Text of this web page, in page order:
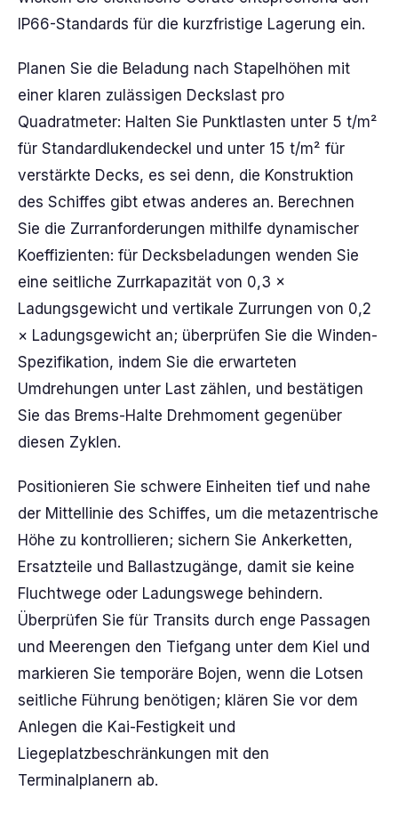
IP66-Standards für die kurzfristige Lagerung ein.
Planen Sie die Beladung nach Stapelhöhen mit
einer klaren zulässigen Deckslast pro
Quadratmeter: Halten Sie Punktlasten unter 5 t/m²
für Standardlukendeckel und unter 15 t/m² für
verstärkte Decks, es sei denn, die Konstruktion
des Schiffes gibt etwas anderes an. Berechnen
Sie die Zurranforderungen mithilfe dynamischer
Koeffizienten: für Decksbeladungen wenden Sie
eine seitliche Zurrkapazität von 0,3 ×
Ladungsgewicht und vertikale Zurrungen von 0,2
× Ladungsgewicht an; überprüfen Sie die Winden-
Spezifikation, indem Sie die erwarteten
Umdrehungen unter Last zählen, und bestätigen
Sie das Brems-Halte Drehmoment gegenüber
diesen Zyklen.
Positionieren Sie schwere Einheiten tief und nahe
der Mittellinie des Schiffes, um die metazentrische
Höhe zu kontrollieren; sichern Sie Ankerketten,
Ersatzteile und Ballastzugänge, damit sie keine
Fluchtwege oder Ladungswege behindern.
Überprüfen Sie für Transits durch enge Passagen
und Meerengen den Tiefgang unter dem Kiel und
markieren Sie temporäre Bojen, wenn die Lotsen
seitliche Führung benötigen; klären Sie vor dem
Anlegen die Kai-Festigkeit und
Liegeplatzbeschränkungen mit den
Terminalplanern ab.